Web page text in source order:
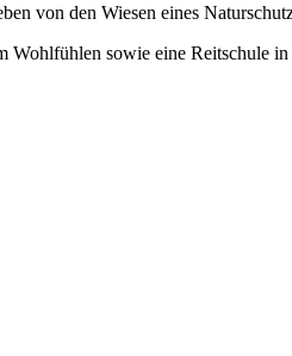
von den Wiesen eines
sowie eine Reitschule